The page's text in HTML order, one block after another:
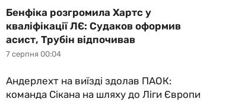
7 серпня 00:04
Бенфіка розгромила Хартс у
кваліфікації ЛЄ: Судаков оформив
асист, Трубін відпочивав
Андерлехт на виїзді здолав ПАОК:
команда Сікана на шляху до Ліги Європи